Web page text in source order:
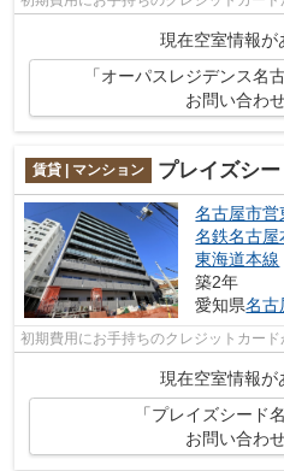
現在空室情報が
「オーパスレジデンス名
お問い合わ
賃貸 | マンション プレイズシ
名古屋市営
名鉄名古屋
東海道本線
築2年
愛知県名古
初期費用にお手持ちのクレジットカー
現在空室情報が
「プレイズシード
お問い合わ